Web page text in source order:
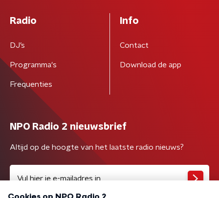
Radio
DJ’s
Programma's
Frequenties
Info
Contact
Download de app
NPO Radio 2 nieuwsbrief
Altijd op de hoogte van het laatste radio nieuws?